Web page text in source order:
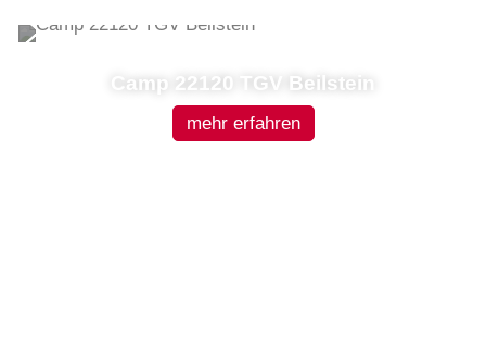
Camp 22120 TGV Beilstein
mehr erfahren